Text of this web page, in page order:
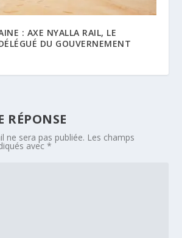
: AXE NYALLA RAIL, LE
DU GOUVERNEMENT
RÉPONSE
ne sera pas publiée. Les champs
avec*